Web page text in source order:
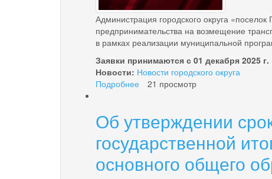
Администрация городского округа
предпринимательства на возмещение
в рамках реализации муниципальной
Заявки принимаются с 01 декабря 2025 г.
Новости: Новости городского округа
Подробнее
заявок
на
предоставление
субсидии
субъектам
21 просмотр
Об утверждении
государственной
основного общего